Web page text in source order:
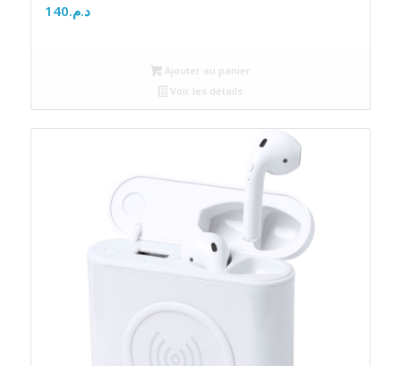
د.م.140
Ajouter au panier
Voir les détails